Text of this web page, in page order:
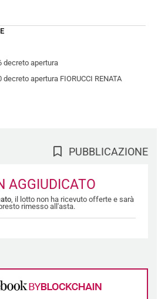
decreto apertura
decreto apertura FIORUCCI RENATA
PUBBLICAZIONE
AGGIUDICATO
, il lotto non ha ricevuto offerte e sarà
rimesso all'asta.